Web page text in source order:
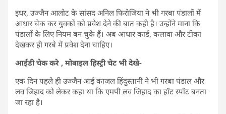
इधर, उज्जैन आलोट के सांसद अनिल फिरोजिया ने भी गरबा पंडालों में
आधार चेक कर युवकों को प्रवेश देने की बात कही है। उन्होंने माना कि
पंडालों के लिए नियम बन चुके हैं। अब आधार कार्ड, कलावा और टीका
देखकर ही गरबे में प्रवेश देना चाहिए।
आईडी चेक करे , मोबाइल हिस्ट्री चेट भी देखे-
एक दिन पहले ही उज्जैन आई काजल हिंदुस्तानी ने भी गरबा पंडाल और
लव जिहाद को लेकर कहा था कि एमपी लव जिहाद का हॉट स्पॉट बनता
जा रहा है।